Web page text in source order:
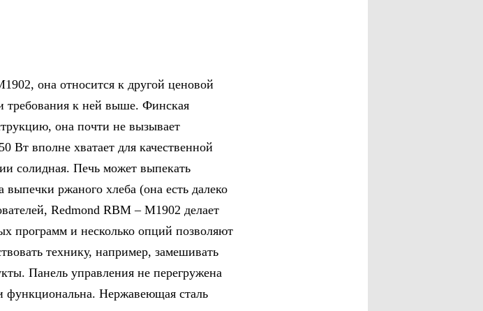
она относится к другой ценовой
требования к ней выше. Финская
она почти не вызывает
вполне хватает для качественной
солидная. Печь может выпекать
ржаного хлеба (она есть далеко
Redmond RBM – M1902 делает
программ и несколько опций позволяют
технику, например, замешивать
Панель управления не перегружена
функциональна. Нержавеющая сталь